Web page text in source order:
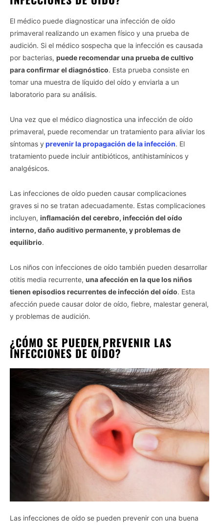
El médico puede diagnosticar una infección de oído
primaveral realizando un examen físico y una prueba de
audición. Si el médico sospecha que la infección es causada
por bacterias, puede recomendar una prueba de cultivo
para confirmar el diagnóstico. Esta prueba consiste en
tomar una muestra de líquido del oído y enviarla a un
laboratorio para su análisis.
Una vez que el médico diagnostica una infección de oído
primaveral, puede recomendar un tratamiento para aliviar los
síntomas y prevenir la propagación de la infección. El
tratamiento puede incluir antibióticos, antihistamínicos y
analgésicos.
Las infecciones de oído pueden causar complicaciones
graves si no se tratan adecuadamente. Estas complicaciones
incluyen, inflamación del cerebro, infección del oído
interno, daño auditivo permanente, y problemas de
equilibrio.
Los niños con infecciones de oído también pueden desarrollar
otitis media recurrente, una afección en la que los niños
tienen episodios recurrentes de infección del oído. Esta
afección puede causar dolor de oído, fiebre, malestar general,
y problemas de audición.
¿CÓMO SE PUEDEN PREVENIR LAS
INFECCIONES DE OÍDO?
Las infecciones de oído se pueden prevenir con una buena